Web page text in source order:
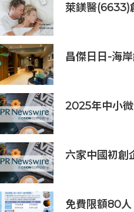
萊鎂醫(6633)
昌傑日日-海
2025年中小
同
六家中國初創
免費限額80